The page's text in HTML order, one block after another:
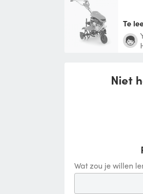
Te
Niet
Wat zou je willen